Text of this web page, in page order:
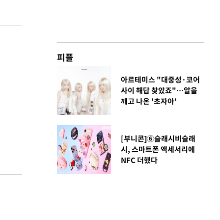
피플
아르테미스 "대중성·코어
사이 해답 찾았죠"…알을
깨고 나온 '초자아'
[부니콘]⑥슬래시비슬래
시, 스마트폰 액세서리에
NFC 더했다